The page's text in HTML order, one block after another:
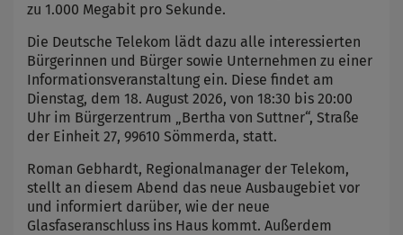
zu 1.000 Megabit pro Sekunde.
Die Deutsche Telekom lädt dazu alle interessierten
Bürgerinnen und Bürger sowie Unternehmen zu einer
Informationsveranstaltung ein. Diese findet am
Dienstag, dem 18. August 2026, von 18:30 bis 20:00
Uhr im Bürgerzentrum „Bertha von Suttner“, Straße
der Einheit 27, 99610 Sömmerda, statt.
Roman Gebhardt, Regionalmanager der Telekom,
stellt an diesem Abend das neue Ausbaugebiet vor
und informiert darüber, wie der neue
Glasfaseranschluss ins Haus kommt. Außerdem